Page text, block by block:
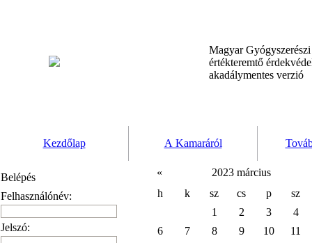
Magyar
értékteremtő
akadálymentes verzió
Kezdőlap A Kamaráról
Belépés
Felhasználónév:
Jelszó:
«
2023 március
h
k sz cs p
sz
1
2 3
4
6
7 8 9 10
11